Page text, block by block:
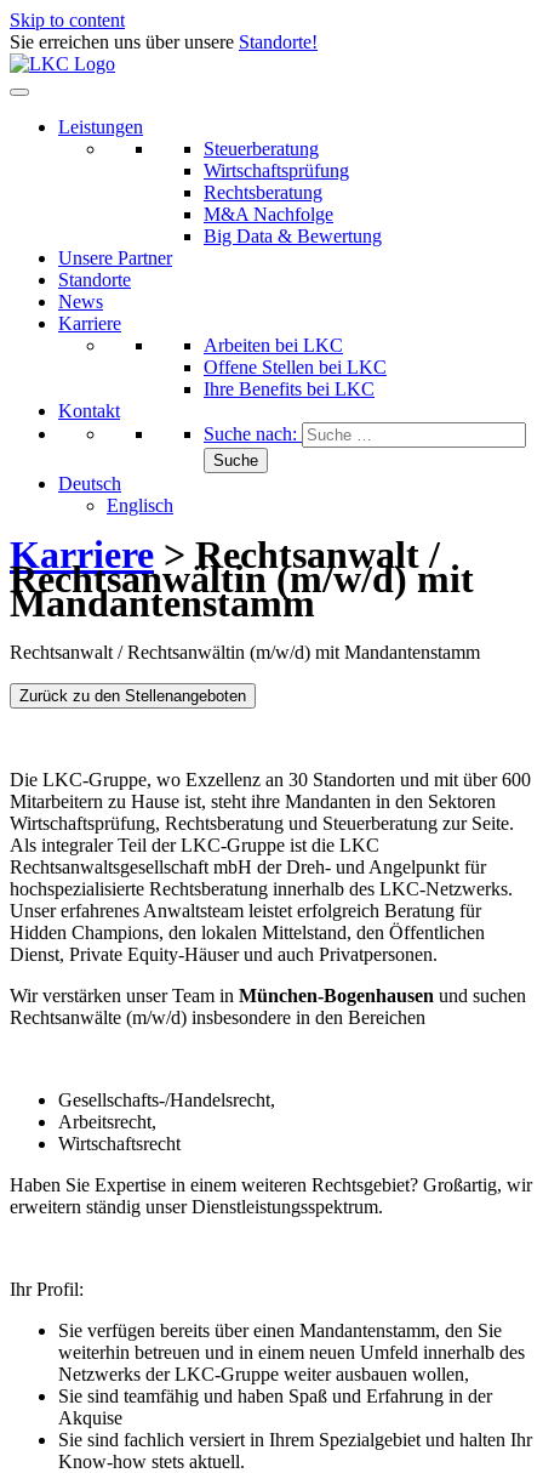
Skip to content
Sie erreichen uns über unsere Standorte!
Leistungen
Steuerberatung
Wirtschaftsprüfung
Rechtsberatung
M&A Nachfolge
Big Data & Bewertung
Unsere Partner
Standorte
News
Karriere
Arbeiten bei LKC
Offene Stellen bei LKC
Ihre Benefits bei LKC
Kontakt
Suche nach:
Deutsch
Englisch
Karriere > Rechtsanwalt /
Rechtsanwältin (m/w/d) mit
Mandantenstamm
Rechtsanwalt / Rechtsanwältin (m/w/d) mit Mandantenstamm
Zurück zu den Stellenangeboten
Die LKC-Gruppe, wo Exzellenz an 30 Standorten und mit über 600
Mitarbeitern zu Hause ist, steht ihre Mandanten in den Sektoren
Wirtschaftsprüfung, Rechtsberatung und Steuerberatung zur Seite.
Als integraler Teil der LKC-Gruppe ist die LKC
Rechtsanwaltsgesellschaft mbH der Dreh- und Angelpunkt für
hochspezialisierte Rechtsberatung innerhalb des LKC-Netzwerks.
Unser erfahrenes Anwaltsteam leistet erfolgreich Beratung für
Hidden Champions, den lokalen Mittelstand, den Öffentlichen
Dienst, Private Equity-Häuser und auch Privatpersonen.
Wir verstärken unser Team in München-Bogenhausen und suchen
Rechtsanwälte (m/w/d) insbesondere in den Bereichen
Gesellschafts-/Handelsrecht,
Arbeitsrecht,
Wirtschaftsrecht
Haben Sie Expertise in einem weiteren Rechtsgebiet? Großartig, wir
erweitern ständig unser Dienstleistungsspektrum.
Ihr Profil:
Sie verfügen bereits über einen Mandantenstamm, den Sie
weiterhin betreuen und in einem neuen Umfeld innerhalb des
Netzwerks der LKC-Gruppe weiter ausbauen wollen,
Sie sind teamfähig und haben Spaß und Erfahrung in der
Akquise
Sie sind fachlich versiert in Ihrem Spezialgebiet und halten Ihr
Know-how stets aktuell.